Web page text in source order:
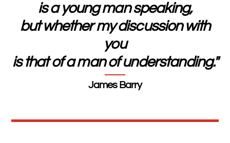
is a young man speaking,
but whether my discussion with
you
is that of a man of understanding."
James Barry